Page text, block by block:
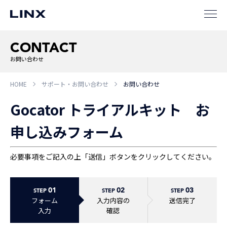
企業 情報
新卒採用 中途 採用
CONTACT
お問い合わせ
HOME サポート・お問い合わせ お問い合わせ
Gocator トライアルキット お
申し込みフォーム
必要事項をご記入の上「送信」ボタンをクリックしてください。
STEP 01
フォーム
入力
STEP 02
入力内容の
確認
STEP 03
送信完了